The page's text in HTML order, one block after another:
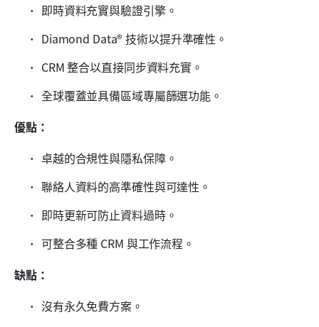
即時資料充實與驗證引擎。
Diamond Data® 技術以提升準確性。
CRM 整合以直接同步資料充實。
全球覆蓋並具備區域專屬篩選功能。
優點：
卓越的合規性與隱私保障。
聯絡人資料的高準確性與可達性。
即時更新可防止資料過時。
可整合多種 CRM 與工作流程。
缺點：
沒有永久免費方案。